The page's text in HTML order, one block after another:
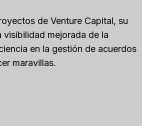
de Venture Capital, su
mejorada de la
en la gestión de acuerdos
maravillas.
Close CRM Review
[2025]: Is This The
Right Tool For